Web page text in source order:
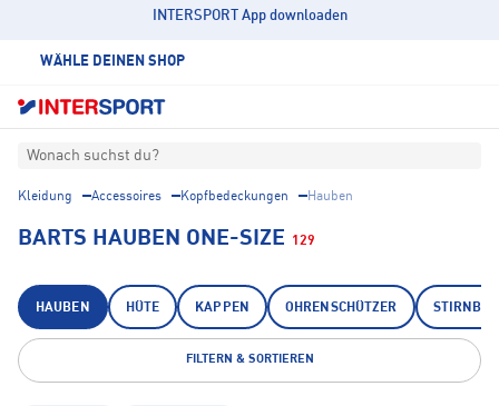
INTERSPORT App downloaden
WÄHLE DEINEN SHOP
Wonach suchst du?
Kleidung Accessoires Kopfbedeckungen Hauben
BARTS HAUBEN ONE-SIZE 129
HAUBEN HÜTE KAPPEN OHRENSCHÜTZER
FILTERN & SORTIEREN